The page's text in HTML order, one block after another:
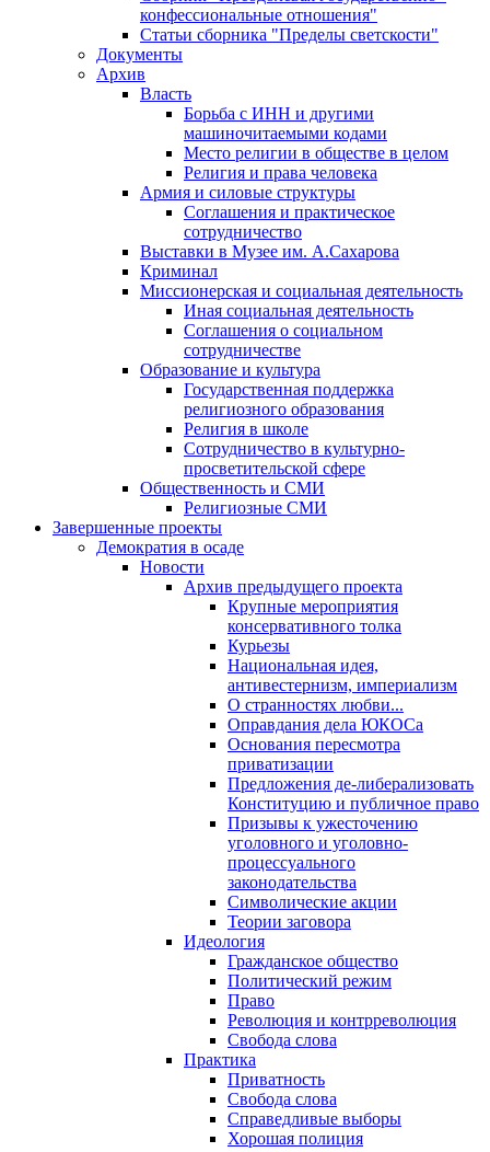
конфессиональные отношения"
Статьи сборника "Пределы светскости"
Документы
Архив
Власть
Борьба с ИНН и другими
машиночитаемыми кодами
Место религии в обществе в целом
Религия и права человека
Армия и силовые структуры
Соглашения и практическое
сотрудничество
Выставки в Музее им. А.Сахарова
Криминал
Миссионерская и социальная деятельность
Иная социальная деятельность
Соглашения о социальном
сотрудничестве
Образование и культура
Государственная поддержка
религиозного образования
Религия в школе
Сотрудничество в культурно-
просветительской сфере
Общественность и СМИ
Религиозные СМИ
Завершенные проекты
Демократия в осаде
Новости
Архив предыдущего проекта
Крупные мероприятия
консервативного толка
Курьезы
Национальная идея,
антивестернизм, империализм
О странностях любви...
Оправдания дела ЮКОСа
Основания пересмотра
приватизации
Предложения де-либерализовать
Конституцию и публичное право
Призывы к ужесточению
уголовного и уголовно-
процессуального
законодательства
Символические акции
Теории заговора
Идеология
Гражданское общество
Политический режим
Право
Революция и контрреволюция
Свобода слова
Практика
Приватность
Свобода слова
Справедливые выборы
Хорошая полиция